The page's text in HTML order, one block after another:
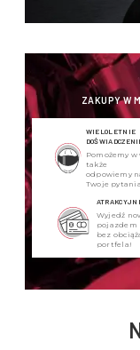
ZAKUPY W
WIELOLETNIE
Pomożemy w
także
odpowiemy
Twoje pytania
Wyjedź
pojazdem
bez
portfela!